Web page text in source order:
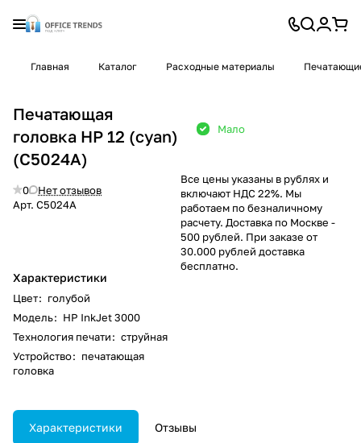
Главная Каталог Расходные материалы
Печатающая
головка HP 12 (cyan)
(C5024A)
0
Нет отзывов
Арт. C5024A
Характеристики
Цвет: голубой
Модель: HP InkJet 3000
Технология печати: струйная
Устройство: печатающая
головка
Мало
Все цены указаны в рублях и
включают НДС 22%. Мы
работаем по безналичному
расчету. Доставка по Москве -
500 рублей. При заказе от
30.000 рублей доставка
бесплатно.
Характеристики Отзывы